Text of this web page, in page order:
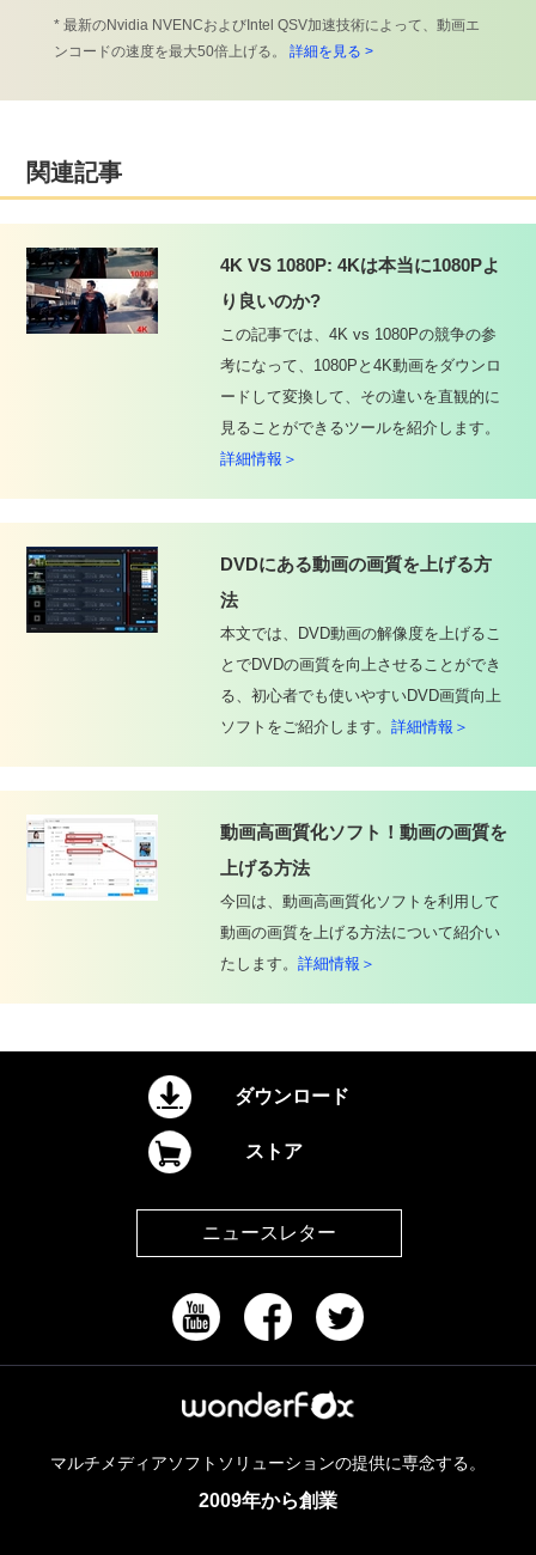
* 最新のNvidia NVENCおよびIntel QSV加速技術によって、動画エ
ンコードの速度を最大50倍上げる。 詳細を見る >
関連記事
4K VS 1080P: 4Kは本当に1080Pよ
り良いのか?
この記事では、4K vs 1080Pの競争の参
考になって、1080Pと4K動画をダウンロ
ードして変換して、その違いを直観的に
見ることができるツールを紹介します。
詳細情報＞
DVDにある動画の画質を上げる方
法
本文では、DVD動画の解像度を上げるこ
とでDVDの画質を向上させることができ
る、初心者でも使いやすいDVD画質向上
ソフトをご紹介します。 詳細情報＞
動画高画質化ソフト！動画の画質を
上げる方法
今回は、動画高画質化ソフトを利用して
動画の画質を上げる方法について紹介い
たします。 詳細情報＞
ダウンロード
ストア
ニュースレター
マルチメディアソフトソリューションの提供に専念する。
2009年から創業